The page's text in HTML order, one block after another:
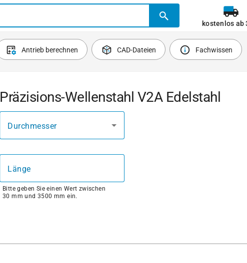
kostenlos ab
Antrieb berechnen CAD-Dateien Fachwissen
Präzisions-Wellenstahl V2A Edelstahl
Durchmesser
Länge
Bitte geben Sie einen Wert zwischen
30 mm und 3500 mm ein.